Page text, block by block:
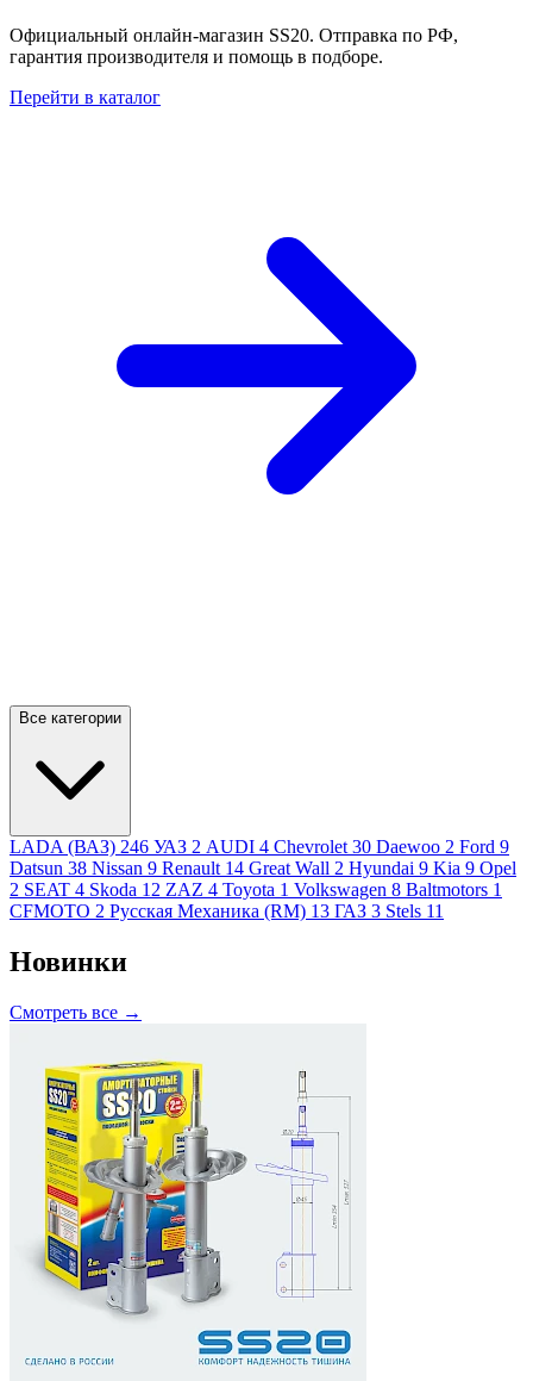
Официальный онлайн-магазин SS20. Отправка по РФ,
гарантия производителя и помощь в подборе.
Перейти в каталог
Все категории
LADA (ВАЗ) 246 УАЗ 2 AUDI 4 Chevrolet 30 Daewoo 2 Ford 9
Datsun 38 Nissan 9 Renault 14 Great Wall 2 Hyundai 9 Kia 9 Opel
2 SEAT 4 Skoda 12 ZAZ 4 Toyota 1 Volkswagen 8 Baltmotors 1
CFMOTO 2 Русская Механика (RM) 13 ГАЗ 3 Stels 11
Новинки
Смотреть все →